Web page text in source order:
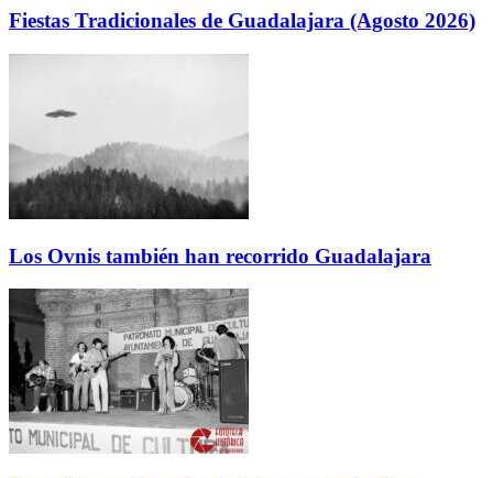
Fiestas Tradicionales de Guadalajara (Agosto 2026)
Los Ovnis también han recorrido Guadalajara